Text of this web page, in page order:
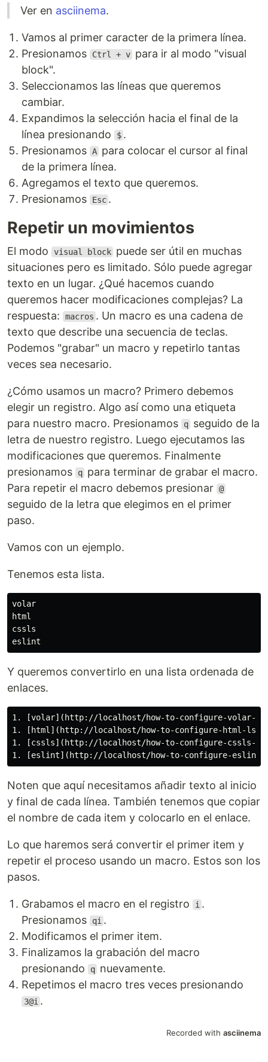
Ver en asciinema.
Vamos al primer caracter de la primera línea.
Presionamos
Ctrl + v para ir al modo "visual
block".
Seleccionamos las líneas que queremos
cambiar.
Expandimos la selección hacia el final de la
línea presionando
$ .
Presionamos A para colocar el cursor al final
de la primera línea.
Agregamos el texto que queremos.
Presionamos
Esc .
Repetir un movimientos
El modo visual block puede ser útil en muchas
situaciones pero es limitado. Sólo puede agregar
texto en un lugar. ¿Qué hacemos cuando
queremos hacer modificaciones complejas? La
respuesta:
macros . Un macro es una cadena de
texto que describe una secuencia de teclas.
Podemos "grabar" un macro y repetirlo tantas
veces sea necesario.
¿Cómo usamos un macro? Primero debemos
elegir un registro. Algo así como una etiqueta
para nuestro macro. Presionamos
q seguido de la
letra de nuestro registro. Luego ejecutamos las
modificaciones que queremos. Finalmente
presionamos
q para terminar de grabar el macro.
Para repetir el macro debemos presionar @
seguido de la letra que elegimos en el primer
paso.
Vamos con un ejemplo.
Tenemos esta lista.
volar
html
cssls
Y queremos convertirlo en una lista ordenada de
enlaces.
1. [volar](http://localhost/how-to-configure-volar-
1. [html](http://localhost/how-to-configure-html-lsp)
1. [cssls](http://localhost/how-to-configure-cssls-
Noten que aquí necesitamos añadir texto al inicio
y final de cada línea. También tenemos que copiar
el nombre de cada item y colocarlo en el enlace.
Lo que haremos será convertir el primer item y
repetir el proceso usando un macro. Estos son los
pasos.
Grabamos el macro en el registro i .
Presionamos
qi .
Modificamos el primer item.
Finalizamos la grabación del macro
presionando
q nuevamente.
Repetimos el macro tres veces presionando
3@i .